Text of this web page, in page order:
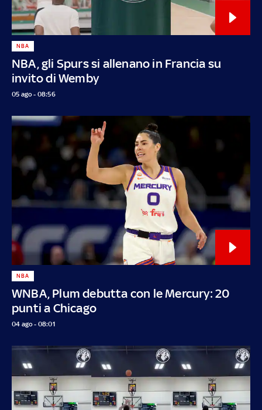
NBA, gli Spurs si allenano in Francia su
invito di Wemby
NBA
05 ago - 08:56
WNBA, Plum debutta con le Mercury: 20
punti a Chicago
NBA
04 ago - 08:01